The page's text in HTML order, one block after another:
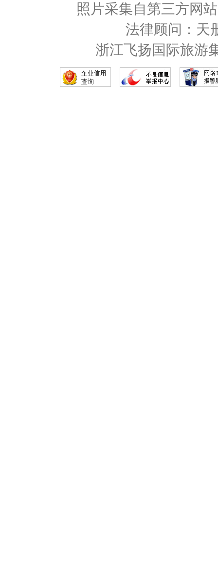
照片采集自第三方网
法律顾问：天
浙江飞扬国际旅游